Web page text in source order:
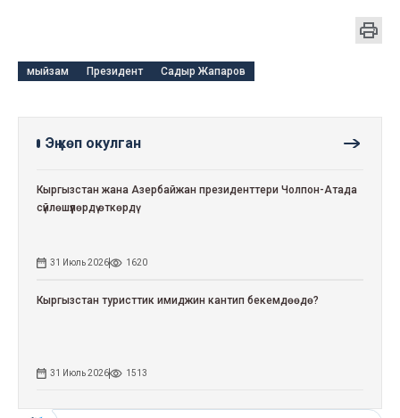
мыйзам Президент Садыр Жапаров
Эң көп окулган
Кыргызстан жана Азербайжан президенттери Чолпон-Атада
сүйлөшүүлөрдү өткөрдү
31 Июль 2026 1620
Кыргызстан туристтик имиджин кантип бекемдөөдө?
31 Июль 2026 1513